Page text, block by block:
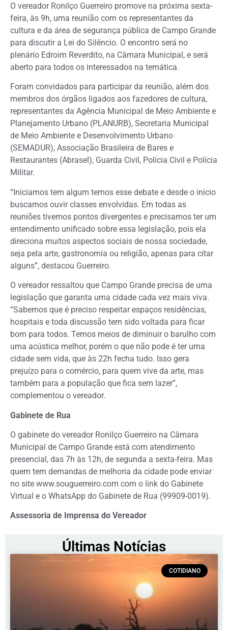
O vereador Ronilço Guerreiro promove na próxima sexta-
feira, às 9h, uma reunião com os representantes da
cultura e da área de segurança pública de Campo Grande
para discutir a Lei do Silêncio. O encontro será no
plenário Edroim Reverdito, na Câmara Municipal, e será
aberto para todos os interessados na temática.
Foram convidados para participar da reunião, além dos
membros dos órgãos ligados aos fazedores de cultura,
representantes da Agência Municipal de Meio Ambiente e
Planejamento Urbano (PLANURB), Secretaria Municipal
de Meio Ambiente e Desenvolvimento Urbano
(SEMADUR), Associação Brasileira de Bares e
Restaurantes (Abrasel), Guarda Civil, Polícia Civil e Polícia
Militar.
“Iniciamos tem algum temos esse debate e desde o início
buscamos ouvir classes envolvidas. Em todas as
reuniões tivemos pontos divergentes e precisamos ter um
entendimento unificado sobre essa legislação, pois ela
direciona muitos aspectos sociais de nossa sociedade,
seja pela arte, gastronomia ou religião, apenas para citar
alguns”, destacou Guerreiro.
O vereador ressaltou que Campo Grande precisa de uma
legislação que garanta uma cidade cada vez mais viva.
“Sabemos que é preciso respeitar espaços residências,
hospitais e toda discussão tem sido voltada para ficar
bom para todos. Temos meios de diminuir o barulho com
uma acústica melhor, porém o que não pode é ter uma
cidade sem vida, que às 22h fecha tudo. Isso gera
prejuízo para o comércio, para quem vive da arte, mas
também para a população que fica sem lazer”,
complementou o vereador.
Gabinete de Rua
O gabinete do vereador Ronilço Guerreiro na Câmara
Municipal de Campo Grande está com atendimento
presencial, das 7h às 12h, de segunda a sexta-feira. Mas
quem tem demandas de melhoria da cidade pode enviar
no site www.souguerreiro.com com o link do Gabinete
Virtual e o WhatsApp do Gabinete de Rua (99909-0019).
Assessoria de Imprensa do Vereador
Últimas Notícias
COTIDIANO